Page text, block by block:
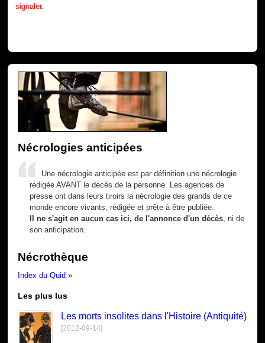
signaler.
Nécrologies anticipées
Une nécrologie anticipée est par définition une nécrologie
rédigée AVANT le décès de la personne. Les agences de
presse ont dans leurs tiroirs la nécrologie des grands de ce
monde encore vivants, rédigée et prête à être publiée.
Il ne s'agit en aucun cas ici, de l'annonce d'un décès , ni de
son anticipation.
Nécrothèque
Index du Quid »
Les plus lus
Les morts insolites dans l'Histoire (Antiquité)
[2012-09-14]